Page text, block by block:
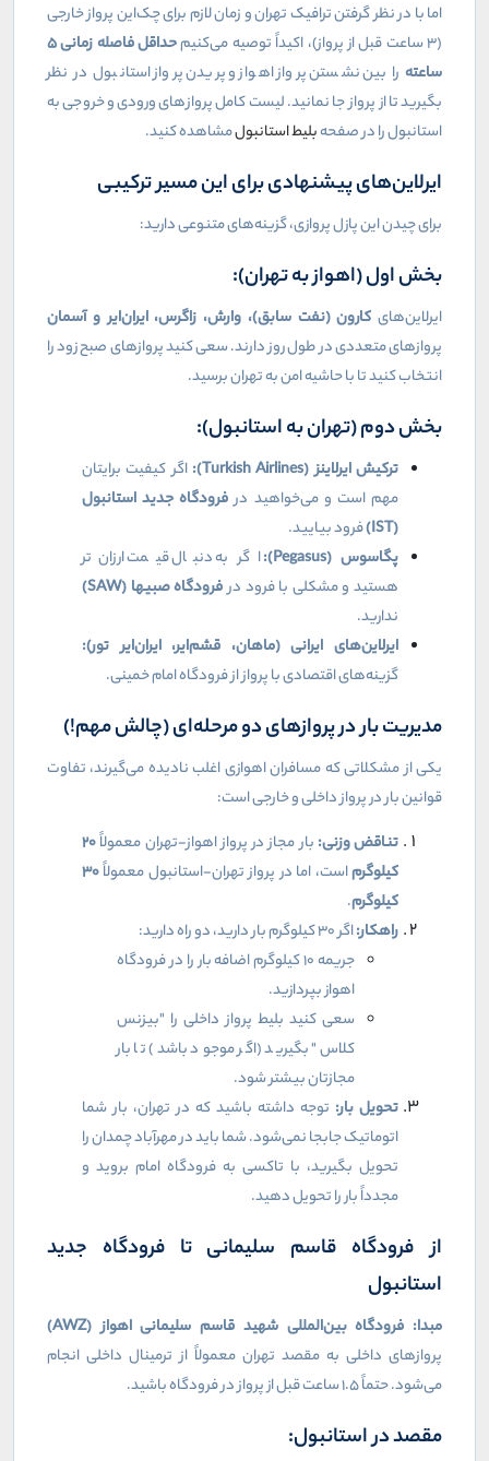
اما با در نظر گرفتن ترافیک تهران و زمان لازم برای چک‌این پرواز خارجی
(۳ ساعت قبل از پرواز)، اکیداً توصیه می‌کنیم
حداقل فاصله زمانی۵
ساعته را بین نشستن پرواز اهواز و پریدن پرواز استانبول در نظر
بگیرید تا از پرواز جا نمانید. لیست کامل پروازهای ورودی و خروجی به
استانبول را در صفحهبلیط استانبولمشاهده کنید.
ایرلاین‌های پیشنهادی برای این مسیر ترکیبی
برای چیدن این پازل پروازی، گزینه‌های متنوعی دارید:
بخش اول (اهواز به تهران):
ایرلاین‌های کارون (نفت سابق)، وارش، زاگرس، ایران‌ایر و آسمان
پروازهای متعددی در طول روز دارند. سعی کنید پروازهای صبح زود را
انتخاب کنید تا با حاشیه امن به تهران برسید.
بخش دوم (تهران به استانبول):
ترکیش ایرلاینز (Turkish Airlines
): اگر کیفیت برایتان
مهم است و می‌خواهید درفرودگاه جدید استانبول
(
IST
)فرود بیایید.
پگاسوس (Pegasus
):اگر به دنبال قیمت ارزان‌تر
هستید و مشکلی با فرود درفرودگاه صبیها (SAW
)
ندارید.
ایرلاین‌های ایرانی (ماهان، قشم‌ایر، ایران‌ایر تور):
گزینه‌های اقتصادی با پرواز از فرودگاه امام خمینی.
مدیریت بار در پروازهای دو مرحله‌ای (چالش مهم!)
یکی از مشکلاتی که مسافران اهوازی اغلب نادیده می‌گیرند، تفاوت
قوانین بار در پرواز داخلی و خارجی است:
تناقض وزنی: بار مجاز در پرواز اهواز-تهران معمولاً۲۰
کیلوگرماست، اما در پرواز تهران-استانبول معمولاً۳۰
کیلوگرم.
راهکار:اگر ۳۰ کیلوگرم بار دارید، دو راه دارید:
جریمه ۱۰ کیلوگرم اضافه بار را در فرودگاه
اهواز بپردازید.
سعی کنید بلیط پرواز داخلی را "بیزنس
کلاس" بگیرید (اگر موجود باشد) تا بار
مجازتان بیشتر شود.
تحویل بار: توجه داشته باشید که در تهران، بار شما
اتوماتیک جابجا نمی‌شود. شما باید در مهرآباد چمدان را
تحویل بگیرید، با تاکسی به فرودگاه امام بروید و
مجدداً بار را تحویل دهید.
از فرودگاه قاسم سلیمانی تا فرودگاه جدید
استانبول
مبدا: فرودگاه بین‌المللی شهید قاسم سلیمانی اهواز (AWZ
)
پروازهای داخلی به مقصد تهران معمولاً از ترمینال داخلی انجام
می‌شود. حتماً ۱.۵ ساعت قبل از پرواز در فرودگاه باشید.
مقصد در استانبول: